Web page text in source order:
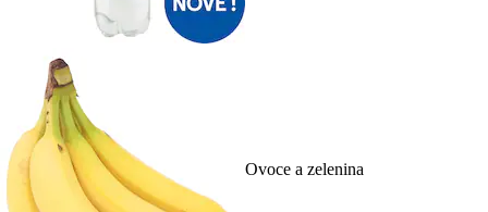
Ovoce a zelenina